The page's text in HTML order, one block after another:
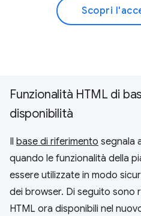
Scopri
Funzionalità HTML di
disponibilità
Il base di riferimento segnala
quando le funzionalità della
essere utilizzate in modo
dei browser. Di seguito sono
HTML ora disponibili nel